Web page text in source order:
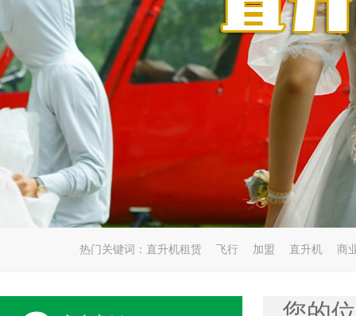
热门关键词： 直升机租赁 飞行 加盟 直升机 商